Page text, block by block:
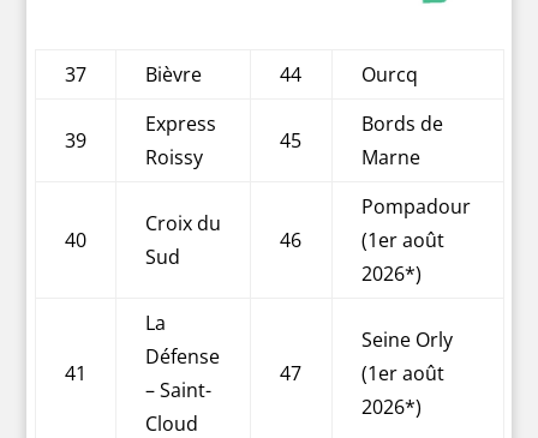
37 Bièvre 44 Ourcq
39
Express
Roissy
45
Bords de
Marne
40
Croix du
Sud
46
Pompadour
(1er août
2026*)
41
La
Défense
– Saint-
Cloud
47
Seine Orly
(1er août
2026*)